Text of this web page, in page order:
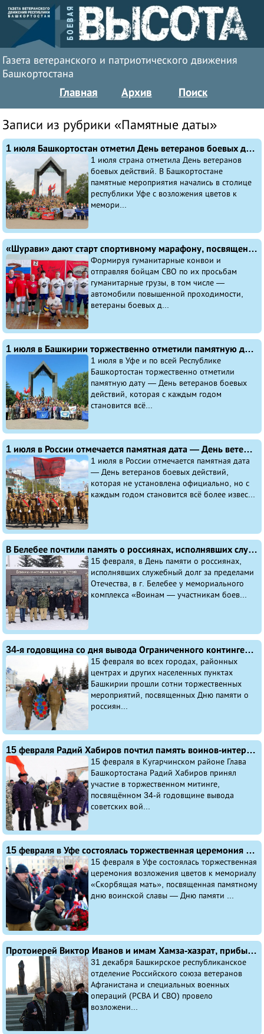
Газета ветеранского и патриотического движения
Башкортостана
Главная Архив Поиск
Записи из рубрики «Памятные даты»
1 июля Башкортостан отметил День ветеранов боевых действий
1 июля страна отметила День ветеранов
боевых действий. В Башкортостане
памятные мероприятия начались в столице
республики Уфе с возложения цветов к
мемори...
«Шурави» дают старт спортивному марафону, посвященному 80-летию Великой Победы
Формируя гуманитарные конвои и
отправляя бойцам СВО по их просьбам
гуманитарные грузы, в том числе —
автомобили повышенной проходимости,
ветераны боевых д...
1 июля в Башкирии торжественно отметили памятную дату — День ветеранов боевых действий
1 июля в Уфе и по всей Республике
Башкортостан торжественно отметили
памятную дату — День ветеранов боевых
действий, которая с каждым годом
становится всё...
1 июля в России отмечается памятная дата — День ветеранов боевых действий
1 июля в России отмечается памятная дата
— День ветеранов боевых действий,
которая не установлена официально, но с
каждым годом становится всё более извес...
В Белебее почтили память о россиянах, исполнявших служебный долг за пределами Отечества
15 февраля, в День памяти о россиянах,
исполнявших служебный долг за пределами
Отечества, в г. Белебее у мемориального
комплекса «Воинам — участникам боев...
34-я годовщина со дня вывода Ограниченного контингента Советских войск из Афганистана. События в Башкирии, приуроченные к этой дате
15 февраля во всех городах, районных
центрах и других населенных пунктах
Башкирии прошли сотни торжественных
мероприятий, посвященных Дню памяти о
россиян...
15 февраля Радий Хабиров почтил память воинов-интернационалистов в Кугарчинском районе
15 февраля в Кугарчинском районе Глава
Башкортостана Радий Хабиров принял
участие в торжественном митинге,
посвящённом 34-й годовщине вывода
советских вой...
15 февраля в Уфе состоялась торжественная церемония возложения цветов к мемориалу «Скорбящая мать», посвященная Дню памяти о россиянах, исполнявших служебный долг за пределами Отечества
15 февраля в Уфе состоялась торжественная
церемония возложения цветов к мемориалу
«Скорбящая мать», посвященная памятному
дню воинской славы — Дню памяти ...
Протоиерей Виктор Иванов и имам Хамза-хазрат, прибывшие из зоны СВО в отпуск на побывку, 31 декабря приняли участие в возложении цветов к уфимскому мемориалу «Скорбящая мать»
31 декабря Башкирское республиканское
отделение Российского союза ветеранов
Афганистана и специальных военных
операций (РСВА И СВО) провело
возложени...